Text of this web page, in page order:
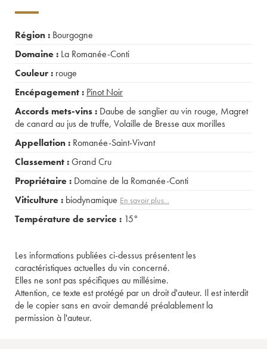
Région : Bourgogne
Domaine : La Romanée-Conti
Couleur : rouge
Encépagement : Pinot Noir
Accords mets-vins : Daube de sanglier au vin rouge, Magret
de canard au jus de truffe, Volaille de Bresse aux morilles
Appellation : Romanée-Saint-Vivant
Classement :Grand Cru
Propriétaire : Domaine de la Romanée-Conti
Viticulture : biodynamique En savoir plus...
Température de service : 15°
Les informations publiées ci-dessus présentent les
caractéristiques actuelles du vin concerné.
Elles ne sont pas spécifiques au millésime.
Attention, ce texte est protégé par un droit d'auteur. Il est interdit
de le copier sans en avoir demandé préalablement la
permission à l'auteur.